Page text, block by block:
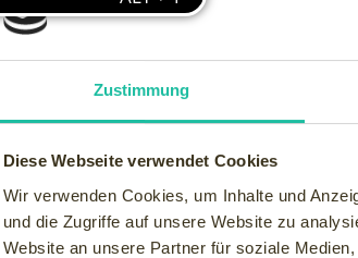
Zustimmung
Diese Webseite verwendet Cookies
Wir verwenden Cookies, um Inhalte und
und die Zugriffe auf unsere Website zu
Website an unsere Partner für soziale